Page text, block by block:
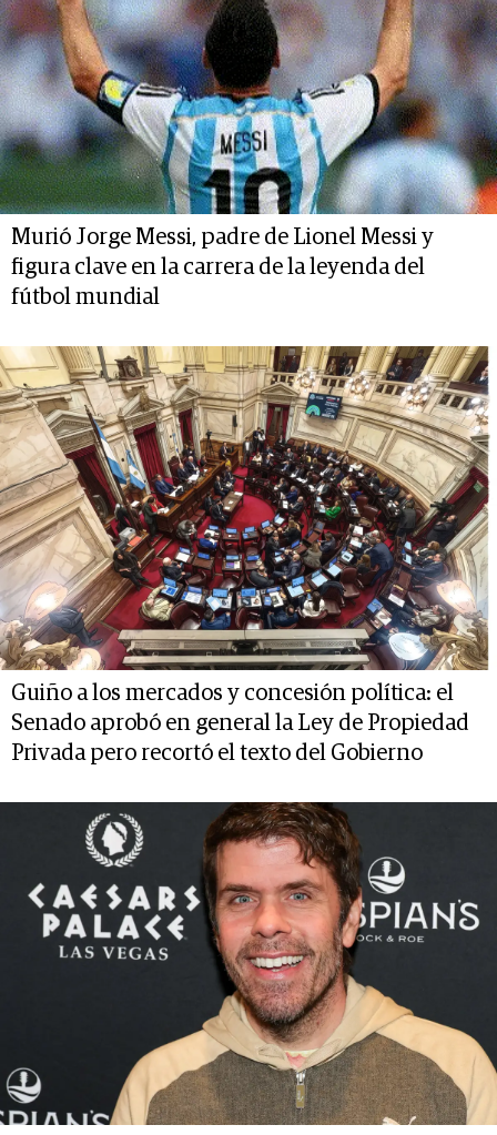
Murió Jorge Messi, padre de Lionel Messi y
figura clave en la carrera de la leyenda del
fútbol mundial
Guiño a los mercados y concesión política: el
Senado aprobó en general la Ley de Propiedad
Privada pero recortó el texto del Gobierno